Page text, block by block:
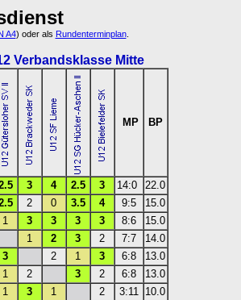
A4) oder als Rundenterminplan.
Verbandsklasse Mitte
MP BP
3 4 2.5 3 14:0
22.0
2 0 3.5 4 9:5
15.0
1 3 3 3 3 8:6
15.0
1 2 3 2 7:7
14.0
3 2 1 3 6:8
13.0
1 2 3 2 6:8
13.0
1 3 1 2 3:11 10.0